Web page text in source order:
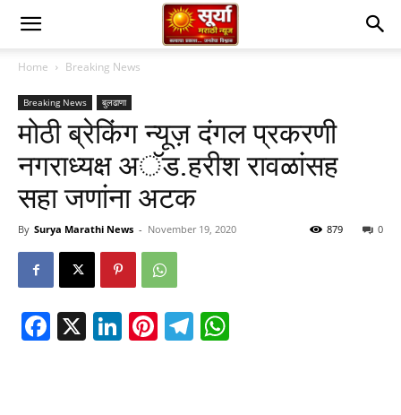
Home Breaking News
Breaking News बुलढाणा
मोठी ब्रेकिंग न्यूज़ दंगल प्रकरणी
नगराध्यक्ष अॅड.हरीश रावळांसह
सहा जणांना अटक
By Surya Marathi News - November 19, 2020 0
879
Facebook
X LinkedIn
Pinterest
Telegram